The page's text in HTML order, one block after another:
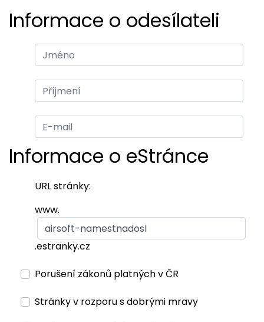
Informace o odesílateli
Informace o eStránce
URL stránky:
www.
.estranky.cz
Porušení zákonů platných v ČR
Stránky v rozporu s dobrými mravy